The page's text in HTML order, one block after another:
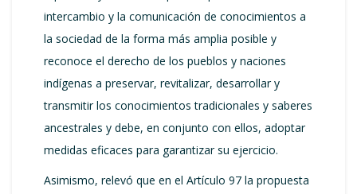
intercambio y la comunicación de conocimientos a
la sociedad de la forma más amplia posible y
reconoce el derecho de los pueblos y naciones
indígenas a preservar, revitalizar, desarrollar y
transmitir los conocimientos tradicionales y saberes
ancestrales y debe, en conjunto con ellos, adoptar
medidas eficaces para garantizar su ejercicio.
Asimismo, relevó que en el Artículo 97 la propuesta